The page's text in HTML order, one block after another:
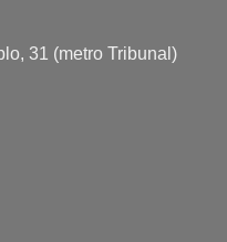
31 (metro Tribunal)